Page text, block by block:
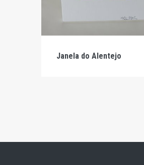
Janela do Alentejo